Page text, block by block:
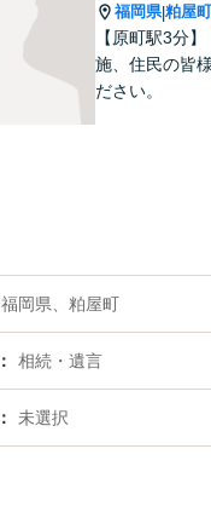
福岡県|粕屋町
【原町駅3分
施、住民の皆
ださい。
福岡県、粕屋町
相続・遺言
未選択